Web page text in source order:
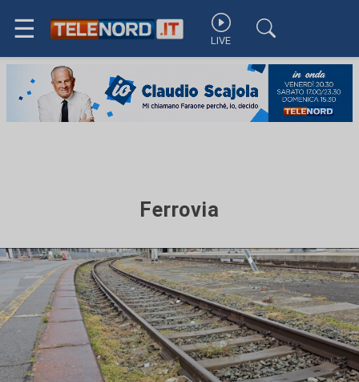
☰ LIVE
Ferrovia